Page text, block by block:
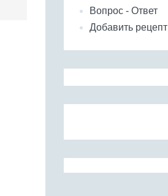
Вопрос - Ответ
Добавить рецепт